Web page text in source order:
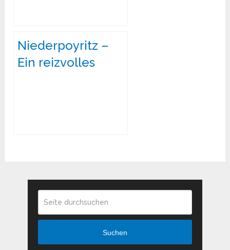
Niederpoyritz –
Ein reizvolles
Suchen